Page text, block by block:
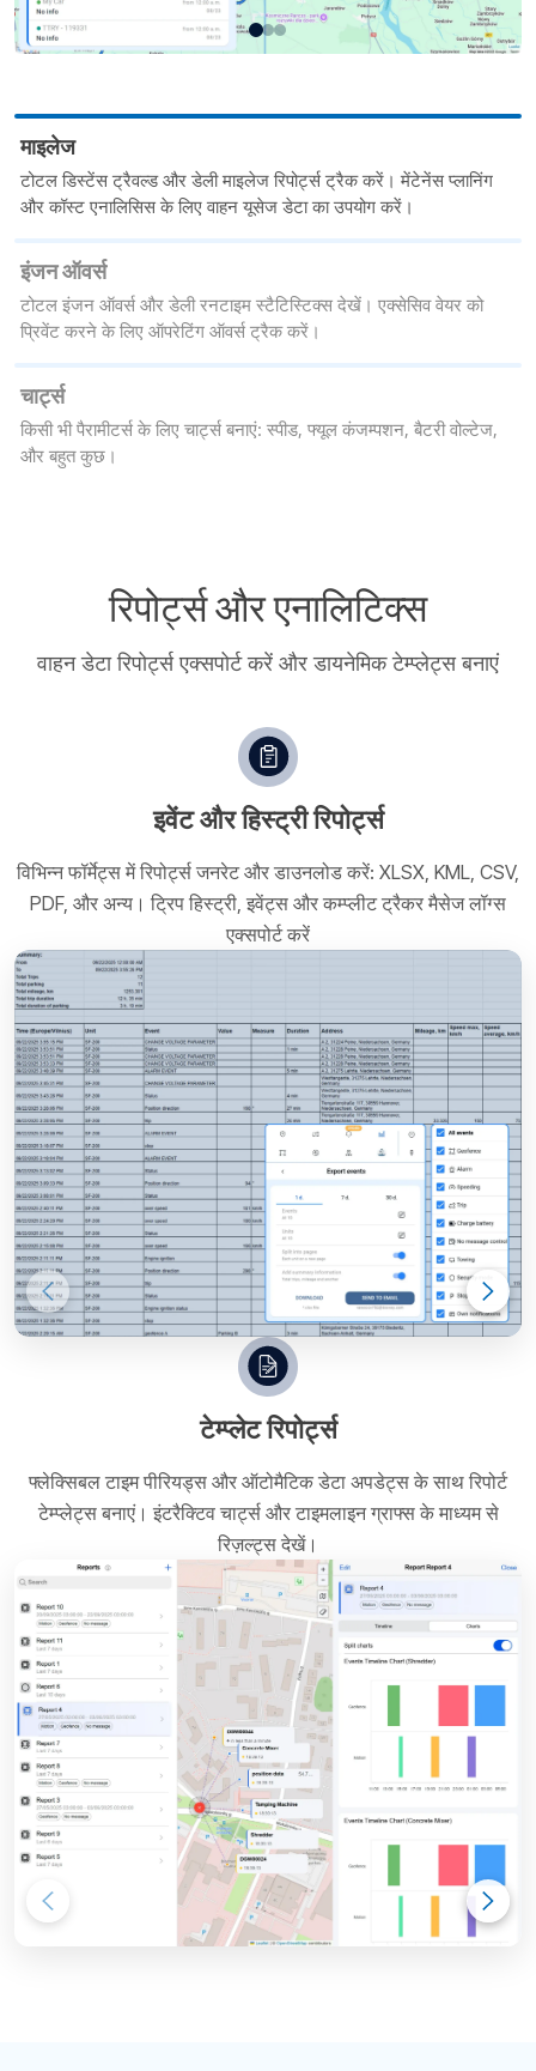
माइलेज
टोटल डिस्टेंस ट्रैवल्ड और डेली माइलेज रिपोर्ट्स ट्रैक करें। मेंटेनेंस प्लानिंग
और कॉस्ट एनालिसिस के लिए वाहन यूसेज डेटा का उपयोग करें।
इंजन ऑवर्स
टोटल इंजन ऑवर्स और डेली रनटाइम स्टैटिस्टिक्स देखें। एक्सेसिव वेयर को
प्रिवेंट करने के लिए ऑपरेटिंग ऑवर्स ट्रैक करें।
चार्ट्स
किसी भी पैरामीटर्स के लिए चार्ट्स बनाएं: स्पीड, फ्यूल कंजम्पशन, बैटरी वोल्टेज,
और बहुत कुछ।
रिपोर्ट्स और एनालिटिक्स
वाहन डेटा रिपोर्ट्स एक्सपोर्ट करें और डायनेमिक टेम्प्लेट्स बनाएं
इवेंट और हिस्ट्री रिपोर्ट्स
विभिन्न फॉर्मेट्स में रिपोर्ट्स जनरेट और डाउनलोड करें: XLSX, KML, CSV,
PDF, और अन्य। ट्रिप हिस्ट्री, इवेंट्स और कम्प्लीट ट्रैकर मैसेज लॉग्स
एक्सपोर्ट करें
टेम्प्लेट रिपोर्ट्स
फ्लेक्सिबल टाइम पीरियड्स और ऑटोमैटिक डेटा अपडेट्स के साथ रिपोर्ट
टेम्प्लेट्स बनाएं। इंटरैक्टिव चार्ट्स और टाइमलाइन ग्राफ्स के माध्यम से
रिज़ल्ट्स देखें।